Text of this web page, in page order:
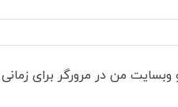
وبسایت من در مرورگر برای